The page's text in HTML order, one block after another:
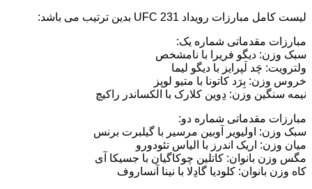
لیست کامل مبارزات رویداد UFC 231 بدین ترتیب می باشد:
مبارزات مقدماتی شماره یک:
سبک وزن: دیگو فریرا با نامشخص
ولترویت: چَد لَپرایز با دیگو لیما
خروس وزن: بِرَد کاتونا با متیو لوپز
نیمه سنگین وزن: دِوین کلارک با الکساندر راکیچ
مبارزات مقدماتی شماره دو:
سبک وزن: اولیویر آوبین مرسیر با گیلبرت برنس
میان وزن: اریک اندرز با الیاس تئودورو
مگس وزن بانوان: کاتلین چوکاگیان با جسیکا آی
کاه وزن بانوان: کلودیا گادِلا با نینا آنساروف